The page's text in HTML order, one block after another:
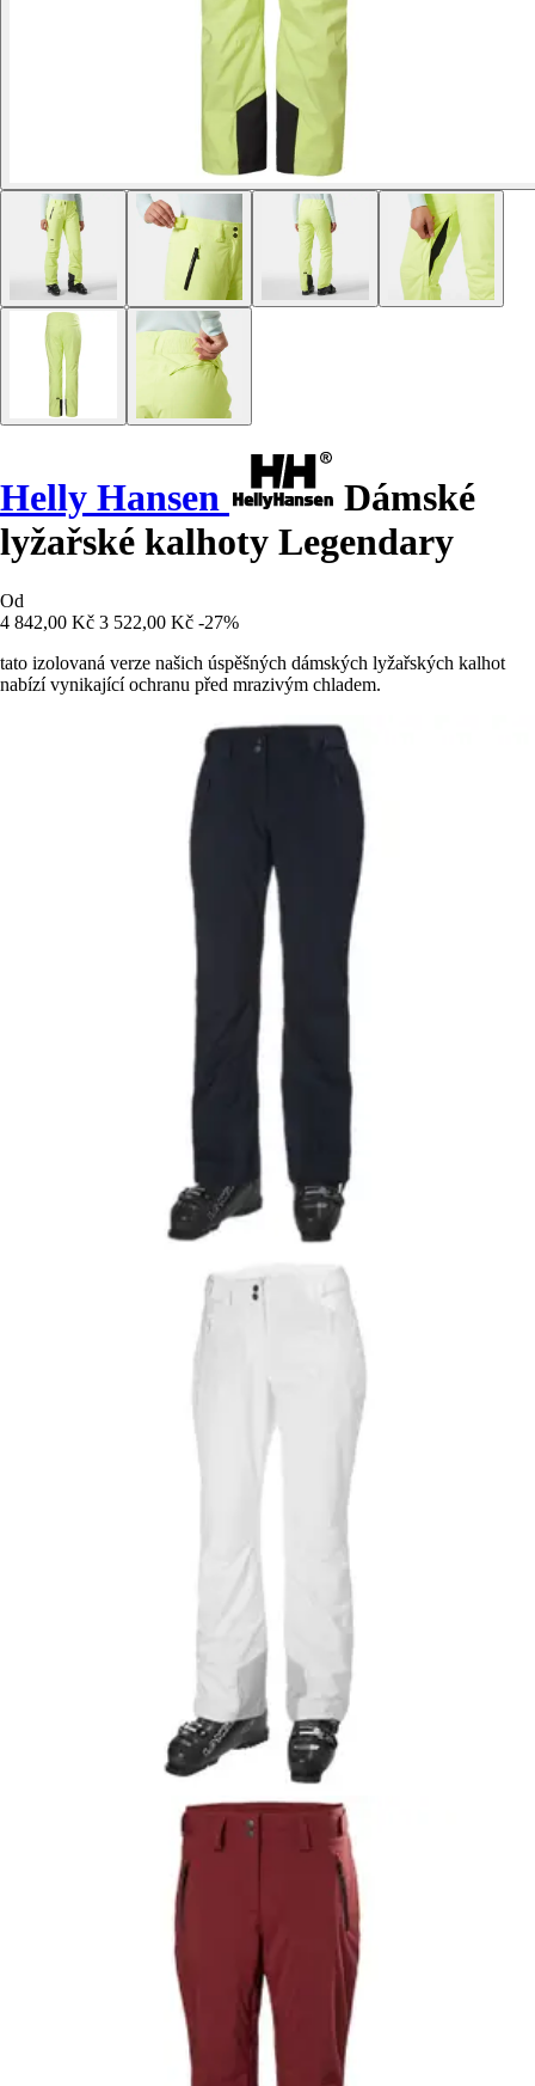
Helly Hansen
Dámské
lyžařské kalhoty Legendary
Od
4 842,00 Kč 3 522,00 Kč -27%
tato izolovaná verze našich úspěšných dámských lyžařských kalhot
nabízí vynikající ochranu před mrazivým chladem.